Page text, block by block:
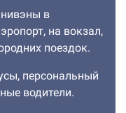
в
на вокзал,
поездок.
персональный
водители.